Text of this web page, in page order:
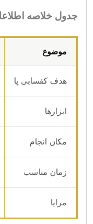
جدول خلاصه
موضوع
هدف کفسابی پا
ابزارها
مکان انجام
زمان مناسب
مزایا